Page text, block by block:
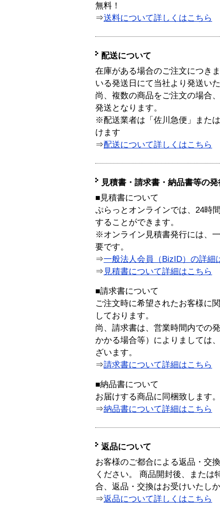
無料！
⇒送料について詳しくはこちら
配送について
在庫がある場合のご注文につき
いる発送日にて当社より発送い
尚、複数の商品をご注文の場合
発送となります。
※配送業者は「佐川急便」また
けます
⇒配送について詳しくはこちら
見積書・請求書・納品書等の
■見積書について
ぷらっとオンラインでは、24時
することができます。
※オンライン見積書発行には、
要です。
⇒一般法人会員（BizID）の詳細
⇒ 見積書について詳細はこちら
■請求書について
ご注文時に希望されたお客様に
しております。
尚、請求書は、営業時間内での
かかる場合等）によりましては
ざいます。
⇒請求書について詳細はこちら
■納品書について
お届けする商品に同梱致します。
⇒納品書について詳細はこちら
返品について
お客様のご都合による返品・交
ください。 商品開封後、または
合、返品・交換はお受けいたし
⇒返品について詳しくはこちら